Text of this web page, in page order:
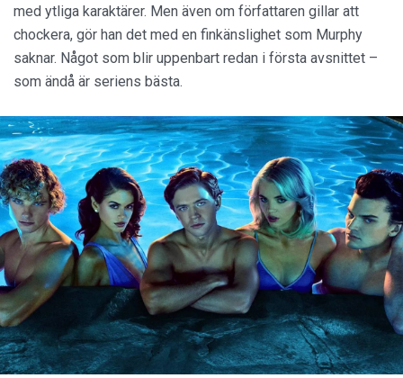
med ytliga karaktärer. Men även om författaren gillar att
chockera, gör han det med en finkänslighet som Murphy
saknar. Något som blir uppenbart redan i första avsnittet –
som ändå är seriens bästa.